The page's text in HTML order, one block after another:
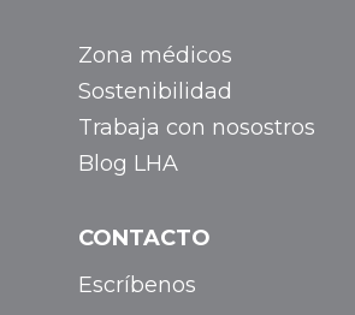
Zona médicos
Sostenibilidad
Trabaja con nosostros
Blog LHA
CONTACTO
Escríbenos